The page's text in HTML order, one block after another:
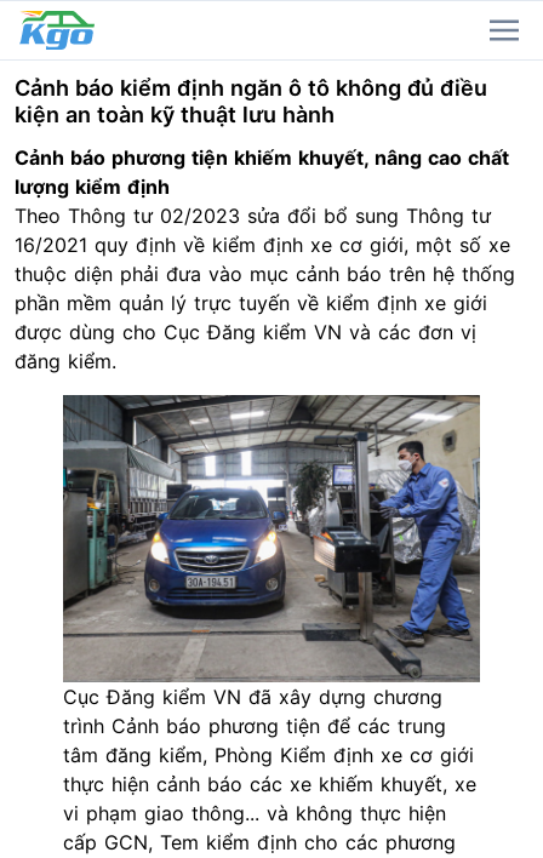
Cảnh báo kiểm định ngăn ô tô không đủ điều
kiện an toàn kỹ thuật lưu hành
Cảnh báo phương tiện khiếm khuyết, nâng cao chất
lượng kiểm định
Theo Thông tư 02/2023 sửa đổi bổ sung Thông tư
16/2021 quy định về kiểm định xe cơ giới, một số xe
thuộc diện phải đưa vào mục cảnh báo trên hệ thống
phần mềm quản lý trực tuyến về kiểm định xe giới
được dùng cho Cục Đăng kiểm VN và các đơn vị
đăng kiểm.
Cục Đăng kiểm VN đã xây dựng chương
trình Cảnh báo phương tiện để các trung
tâm đăng kiểm, Phòng Kiểm định xe cơ giới
thực hiện cảnh báo các xe khiếm khuyết, xe
vi phạm giao thông... và không thực hiện
cấp GCN, Tem kiểm định cho các phương